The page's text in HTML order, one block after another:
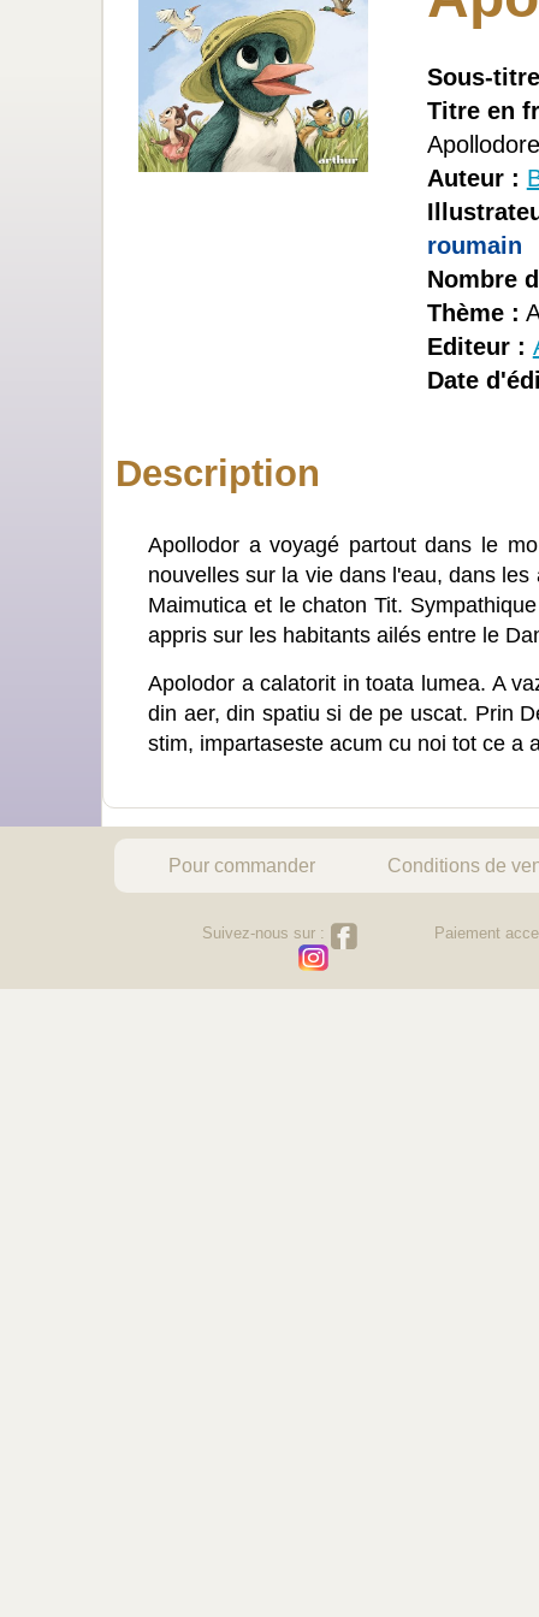
Sous-
Titre en
Apollodore
Auteur :
roumain
Nombre
Thème :
Editeur :
Date
Description
Apollodor a voyagé partout dans le
nouvelles sur la vie dans l'eau, dans
Maimutica et le chaton Tit.
appris sur les habitants ailés entre le
Apolodor a calatorit in toata lumea. A
din aer, din spatiu si de pe uscat. Prin
stim, impartaseste acum cu noi tot ce a
Pour commander Conditions de
Suivez-nous sur : Paiement